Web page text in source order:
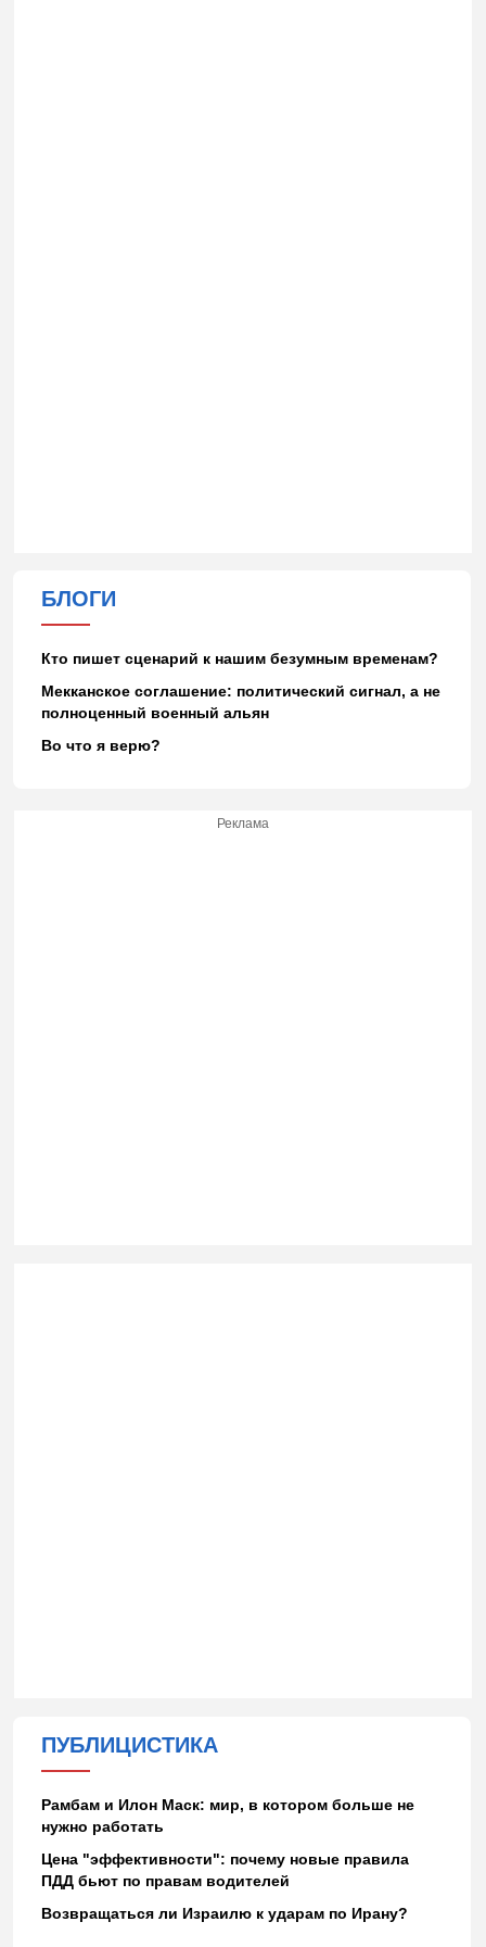
БЛОГИ
Кто пишет сценарий к нашим безумным временам?
Мекканское соглашение: политический сигнал, а не
полноценный военный альян
Во что я верю?
Реклама
ПУБЛИЦИСТИКА
Рамбам и Илон Маск: мир, в котором больше не
нужно работать
Цена "эффективности": почему новые правила
ПДД бьют по правам водителей
Возвращаться ли Израилю к ударам по Ирану?